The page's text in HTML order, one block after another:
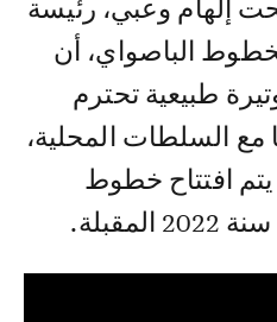
إلهام وعبي، رئيسة
لخطوط الباصواي، أن
طبيعية تحترم
مع السلطات المحلية،
افتتاح خطوط